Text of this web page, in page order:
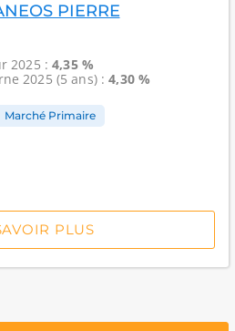
PIERRE
2025 :4,35 %
2025 (5 ans) :4,30 %
Marché Primaire
PLUS